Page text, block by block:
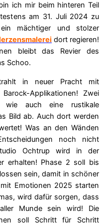
ich mir beim hinteren Teil
am 31. Juli 2024 zu
mächtiger und stolzer
dort regieren!
bleibt das Revier des
Schoo.
in neuer Pracht mit
Applikationen! Zwei
wie auch eine rustikale
Bild ab. Auch dort werden
Was an den Wänden
noch nicht
Ochtrup wird in der
erhalten! Phase 2 soll bis
sein, damit in schöner
Emotionen 2025 starten
wird dafür sorgen, dass
Munde sein wird! Die
soll Schritt für Schritt